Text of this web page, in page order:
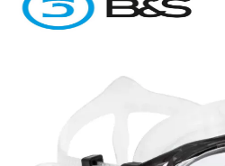
Bildergalerie überspringen